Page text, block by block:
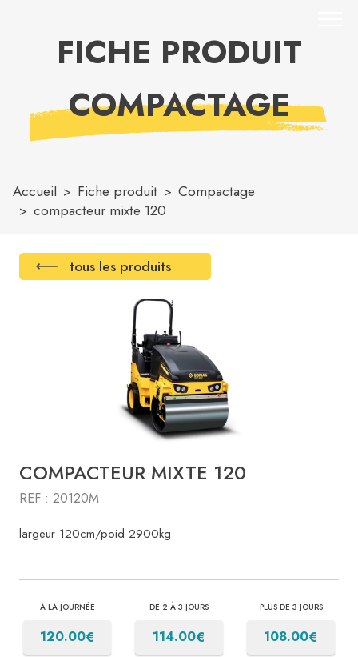
FICHE PRODUIT
COMPACTAGE
Accueil Fiche produit
Compactage
compacteur mixte 120
tous les produits
COMPACTEUR MIXTE 120
REF : 20120M
largeur 120cm/poid 2900kg
A LA JOURNÉE
120.00€
DE 2 À 3 JOURS
114.00€
PLUS DE 3 JOURS
108.00€